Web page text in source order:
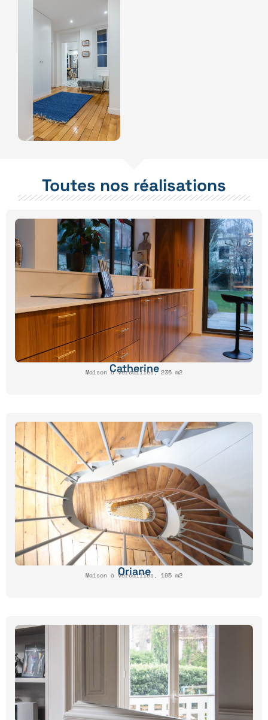
Toutes nos réalisations
Catherine
Maison à Versailles, 235 m2
Oriane
Maison à Versailles, 195 m2